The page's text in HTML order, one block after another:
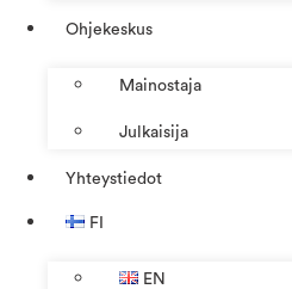
Ohjekeskus
Mainostaja
Julkaisija
Yhteystiedot
FI
EN